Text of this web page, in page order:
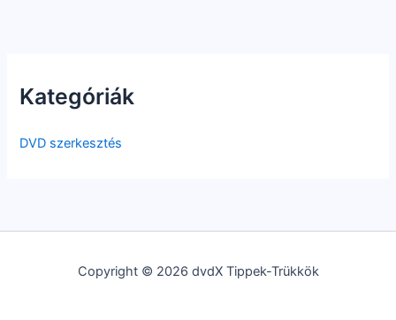
Kategóriák
DVD szerkesztés
Copyright © 2026 dvdX Tippek-Trükkök